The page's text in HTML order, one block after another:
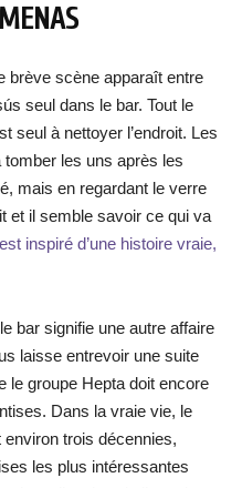
brève scène apparaît entre
seul dans le bar. Tout le
seul à nettoyer l’endroit. Les
les uns après les
mais en regardant le verre
et il semble savoir ce qui va
inspiré d’une histoire vraie,
bar signifie une autre affaire
laisse entrevoir une suite
le groupe Hepta doit encore
Dans la vraie vie, le
trois décennies,
les plus intéressantes